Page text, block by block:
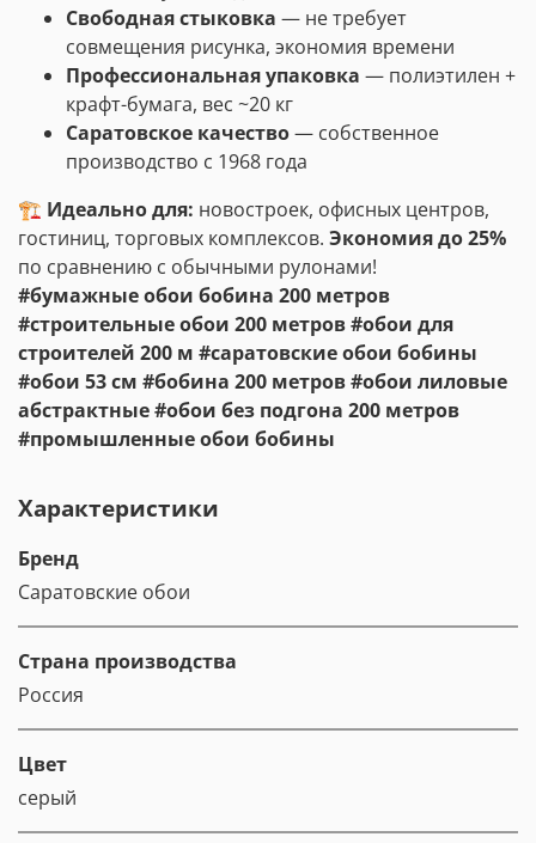
Свободная стыковка — не требует
совмещения рисунка, экономия времени
Профессиональная упаковка — полиэтилен +
крафт-бумага, вес ~20 кг
Саратовское качество— собственное
производство с 1968 года
🏗️ Идеально для: новостроек, офисных центров,
гостиниц, торговых комплексов. Экономия до 25%
по сравнению с обычными рулонами!
#бумажные обои бобина 200 метров
#строительные обои 200 метров #обои для
строителей 200 м #саратовские обои бобины
#обои 53 см #бобина 200 метров #обои лиловые
абстрактные #обои без подгона 200 метров
#промышленные обои бобины
Характеристики
Бренд
Саратовские обои
Страна производства
Россия
Цвет
серый